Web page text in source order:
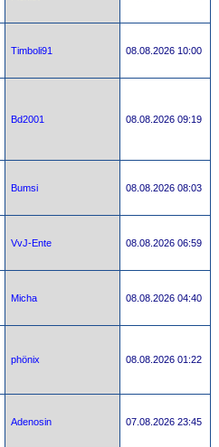
Timboli91 08.08.2026 10:00
Bd2001 08.08.2026 09:19
Bumsi 08.08.2026 08:03
VvJ-Ente 08.08.2026 06:59
Micha 08.08.2026 04:40
phönix 08.08.2026 01:22
Adenosin 07.08.2026 23:45